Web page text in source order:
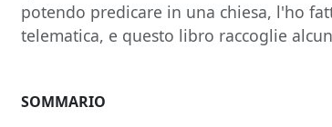
potendo predicare in una chiesa, l'ho
telematica, e questo libro raccoglie
SOMMARIO